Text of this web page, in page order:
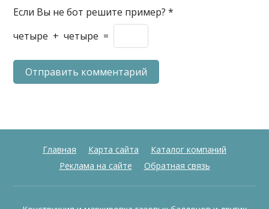
Если Вы не бот решите пример? *
четыре + четыре =
Главная Карта сайта
Каталог компаний
Реклама на сайте
Обратная связь